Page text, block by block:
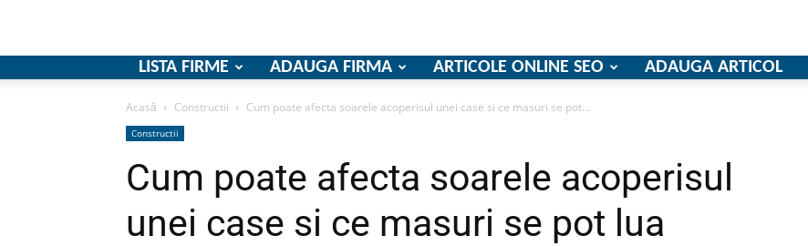
LISTA FIRME ADAUGA FIRMA ARTICOLE ONLINE SEO ADAUGA ARTICOL
Acasă Constructii Cum poate afecta soarele acoperisul unei case si ce masuri se pot...
Constructii
Cum poate afecta soarele acoperisul
unei case si ce masuri se pot lua